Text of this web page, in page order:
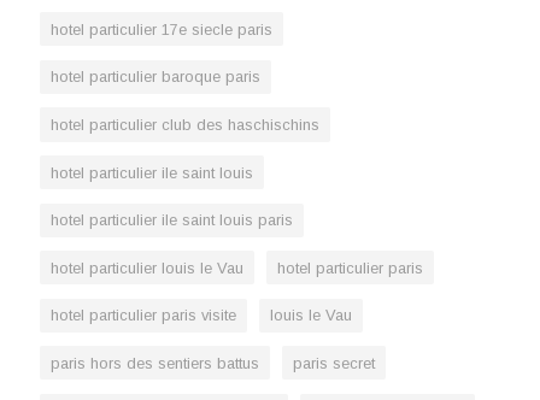
hotel particulier 17e siecle paris
hotel particulier baroque paris
hotel particulier club des haschischins
hotel particulier ile saint louis
hotel particulier ile saint louis paris
hotel particulier louis le Vau hotel particulier paris
hotel particulier paris visite louis le Vau
paris hors des sentiers battus paris secret